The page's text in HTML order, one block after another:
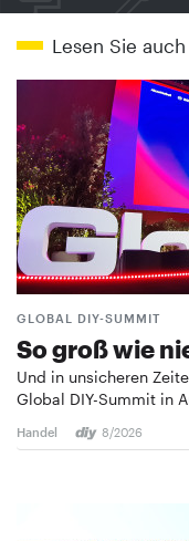
Lesen Sie auch
GLOBAL DIY-SUMMIT
So groß wie
Und in unsicheren
Global DIY-Summit in
Handel 8/2026